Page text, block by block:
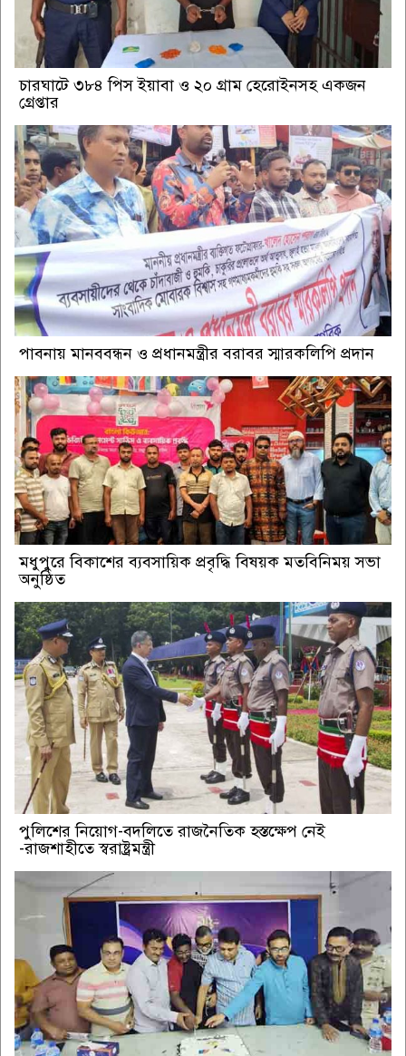
চারঘাটে ৩৮৪ পিস ইয়াবা ও ২০ গ্রাম হেরোইনসহ একজন
গ্রেপ্তার
পাবনায় মানববন্ধন ও প্রধানমন্ত্রীর বরাবর স্মারকলিপি প্রদান
মধুপুরে বিকাশের ব্যবসায়িক প্রবৃদ্ধি বিষয়ক মতবিনিময় সভা
অনুষ্ঠিত
পুলিশের নিয়োগ-বদলিতে রাজনৈতিক হস্তক্ষেপ নেই
-রাজশাহীতে স্বরাষ্ট্রমন্ত্রী